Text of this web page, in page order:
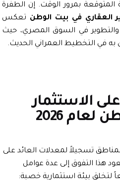
بمرور الوقت. إن الطفرة
في بيت الوطنتعكس
في السوق المصري، حيث
التخطيط العمراني الحديث.
الاستثمار
تسجيلاً لمعدلات العائد على
التفوق إلى عدة عوامل
بيئة استثمارية خصبة: